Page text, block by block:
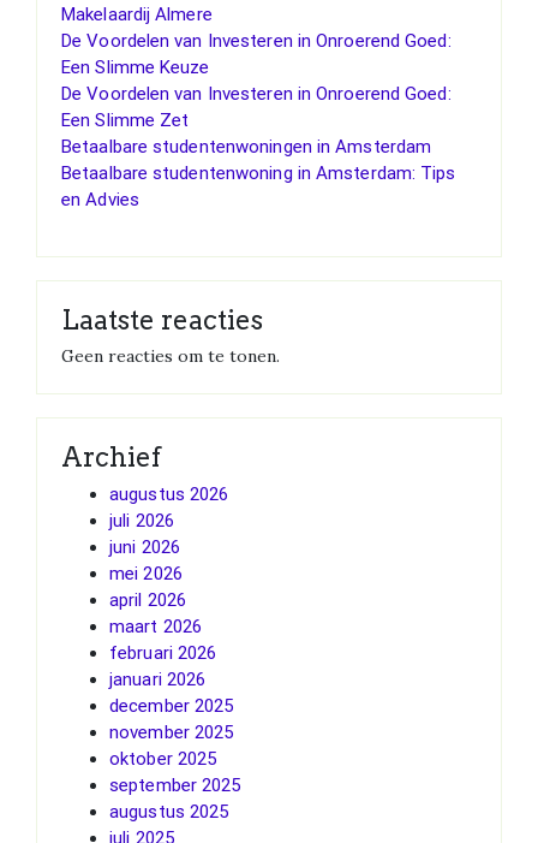
Makelaardij Almere
De Voordelen van Investeren in Onroerend Goed:
Een Slimme Keuze
De Voordelen van Investeren in Onroerend Goed:
Een Slimme Zet
Betaalbare studentenwoningen in Amsterdam
Betaalbare studentenwoning in Amsterdam: Tips
en Advies
Laatste reacties
Geen reacties om te tonen.
Archief
augustus 2026
juli 2026
juni 2026
mei 2026
april 2026
maart 2026
februari 2026
januari 2026
december 2025
november 2025
oktober 2025
september 2025
augustus 2025
juli 2025